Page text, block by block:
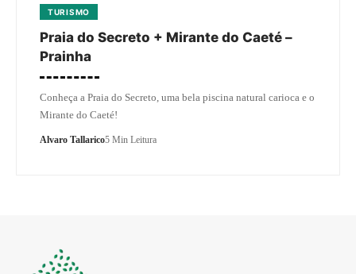
TURISMO
Praia do Secreto + Mirante do Caeté –
Prainha
Conheça a Praia do Secreto, uma bela piscina natural carioca e o
Mirante do Caeté!
Alvaro Tallarico5 Min Leitura